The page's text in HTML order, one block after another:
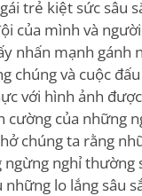
trẻ kiệt sức sâu
của mình và
nhấn mạnh gánh
chúng và cuộc
với hình ảnh
cường của những
chúng ta rằng
ngừng nghỉ thường
những lo lắng sâu